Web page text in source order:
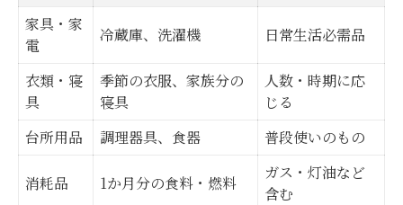
家具・家
電
冷蔵庫、洗濯機 日常生活必需品
衣類・寝
具
季節の衣服、家族分の
寝具
人数・時期に応
じる
台所用品
調理器具、食器 普段使いのもの
消耗品 1か月分の食料・燃料
ガス・灯油など
含む